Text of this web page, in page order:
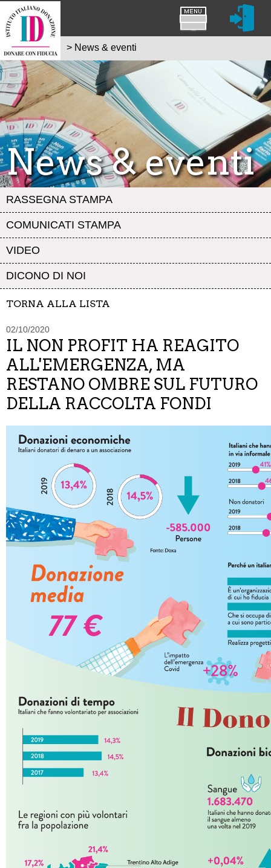
News & eventi
RASSEGNA STAMPA
COMUNICATI STAMPA
VIDEO
DICONO DI NOI
> News & eventi
TORNA ALLA LISTA
02/10/2020
IL NON PROFIT HA REAGITO
ALL'EMERGENZA, MA
RESTANO OMBRE SUL FUTURO
DELLA RACCOLTA FONDI